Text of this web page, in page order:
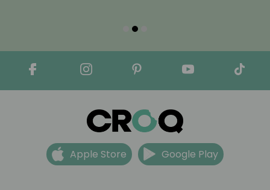
Apple Store Google Play